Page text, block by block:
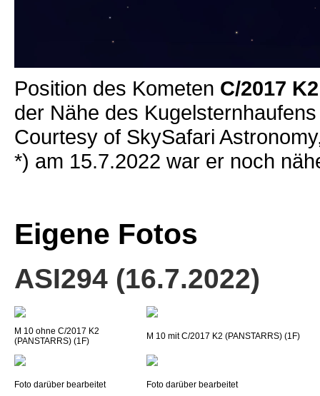
Position des Kometen C/2017
der Nähe des Kugelsternhaufens
Courtesy of SkySafari
*) am 15.7.2022 war er noch
Eigene Fotos
ASI294 (16.7.2022)
M 10 ohne C/2017 K2
(PANSTARRS) (1F)
M 10 mit C/2017 K2 (PANSTARRS) (1F)
Foto darüber bearbeitet Foto darüber bearbeitet